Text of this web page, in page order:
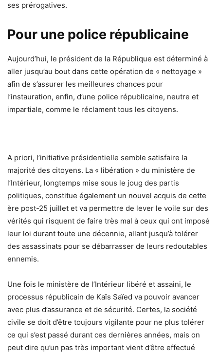
ses prérogatives.
Pour une police républicaine
Aujourd’hui, le président de la République est déterminé à
aller jusqu’au bout dans cette opération de « nettoyage »
afin de s’assurer les meilleures chances pour
l’instauration, enfin, d’une police républicaine, neutre et
impartiale, comme le réclament tous les citoyens.
A priori, l’initiative présidentielle semble satisfaire la
majorité des citoyens. La « libération » du ministère de
l’Intérieur, longtemps mise sous le joug des partis
politiques, constitue également un nouvel acquis de cette
ère post-25 juillet et va permettre de lever le voile sur des
vérités qui risquent de faire très mal à ceux qui ont imposé
leur loi durant toute une décennie, allant jusqu’à tolérer
des assassinats pour se débarrasser de leurs redoutables
ennemis.
Une fois le ministère de l’Intérieur libéré et assaini, le
processus républicain de Kaïs Saïed va pouvoir avancer
avec plus d’assurance et de sécurité. Certes, la société
civile se doit d’être toujours vigilante pour ne plus tolérer
ce qui s’est passé durant ces dernières années, mais on
peut dire qu’un pas très important vient d’être effectué